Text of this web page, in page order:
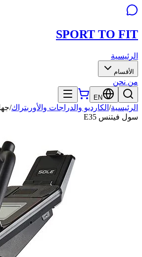
SPORT TO FIT
الرئيسية
الأقسام
من نحن
EN
الرئيسية/ الكارديو والدراجات والأوربتراك/
سول فيتنس E35